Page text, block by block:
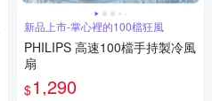
新品上市-掌心裡的100檔狂風
PHILIPS 高速100檔手持製冷風
扇
$1,290